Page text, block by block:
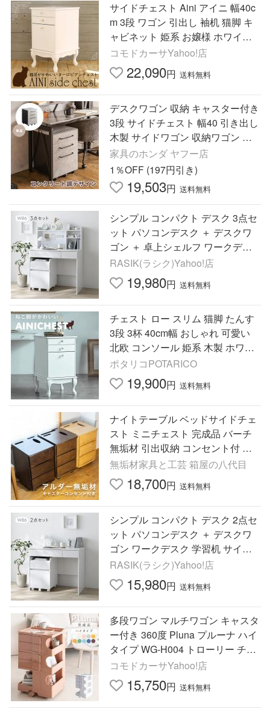
サイドチェスト Aini アイニ 幅40c
m 3段 ワゴン 引出し 袖机 猫脚 キ
ャビネット 姫系 お嬢様 ホワイト
白 アンティーク レトロ 可愛い お
しゃれ 北欧風 スリム
コモドカーサYahoo!店
22,090円 送料無料
デスクワゴン 収納 キャスター付き
3段 サイドチェスト 幅40 引き出し
木製 サイドワゴン 収納ワゴン デ
スク下 コンクリート調 おしゃれ
学習机 机 書類 小物
家具のホンダ ヤフー店
1％OFF (197円引き)
19,503円 送料無料
シンプル コンパクト デスク 3点セ
ット パソコンデスク ＋ デスクワ
ゴン ＋ 卓上シェルフ ワークデス
ク 学習机 サイドチェスト Mokr モ
クル 送料無料
RASIK(ラシク)Yahoo!店
19,980円 送料無料
チェスト ロー スリム 猫脚 たんす
3段 3杯 40cm幅 おしゃれ 可愛い
北欧 コンソール 姫系 木製 ホワイ
ト 白 アイニサイドチェスト
ポタリコPOTARICO
19,900円 送料無料
ナイトテーブル ベッドサイドチェ
スト ミニチェスト 完成品 バーチ
無垢材 引出収納 コンセント付 ス
マホスタンド付 ティッシュケース
付 幅35cm BENRI 爆買
無垢材家具と工芸 箱屋の八代目
18,700円 送料無料
シンプル コンパクト デスク 2点セ
ット パソコンデスク ＋ デスクワ
ゴン ワークデスク 学習机 サイド
チェスト Mokr モクル 送料無料
RASIK(ラシク)Yahoo!店
15,980円 送料無料
多段ワゴン マルチワゴン キャスタ
ー付き 360度 Pluna プルーナ ハイ
タイプ WG-H004 トローリー チェ
スト くすみカラー サイドラック
韓国風 コスメ収納 宮武
コモドカーサYahoo!店
15,750円 送料無料